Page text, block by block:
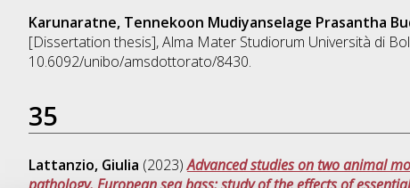
Karunaratne, Tennekoon Mudiyanselage Prasantha
[Dissertation thesis], Alma Mater Studiorum Università di
10.6092/unibo/amsdottorato/8430.
35
Lattanzio, Giulia (2023)Advanced studies on two animal